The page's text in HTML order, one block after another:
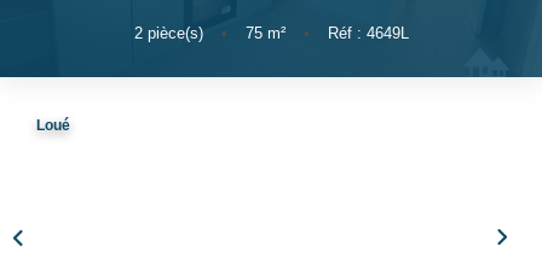
2pièce(s) • 75m² • Réf : 4649L
Loué